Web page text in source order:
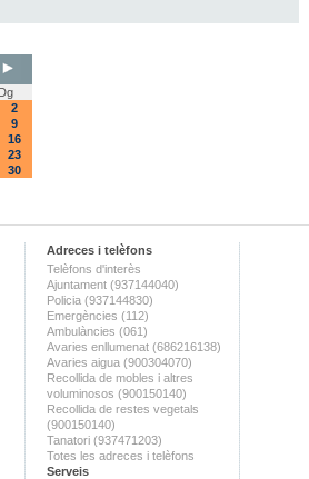
Dg
2
9
16
23
30
Adreces i telèfons
Telèfons d'interès
Ajuntament (937144040)
Policia (937144830)
Emergències (112)
Ambulàncies (061)
Avaries enllumenat (686216138)
Avaries aigua (900304070)
Recollida de mobles i altres
voluminosos (900150140)
Recollida de restes vegetals
(900150140)
Tanatori (937471203)
Totes les adreces i telèfons
Serveis